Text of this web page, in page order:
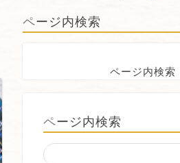
ページ内検索
ページ内検索
ページ内検索